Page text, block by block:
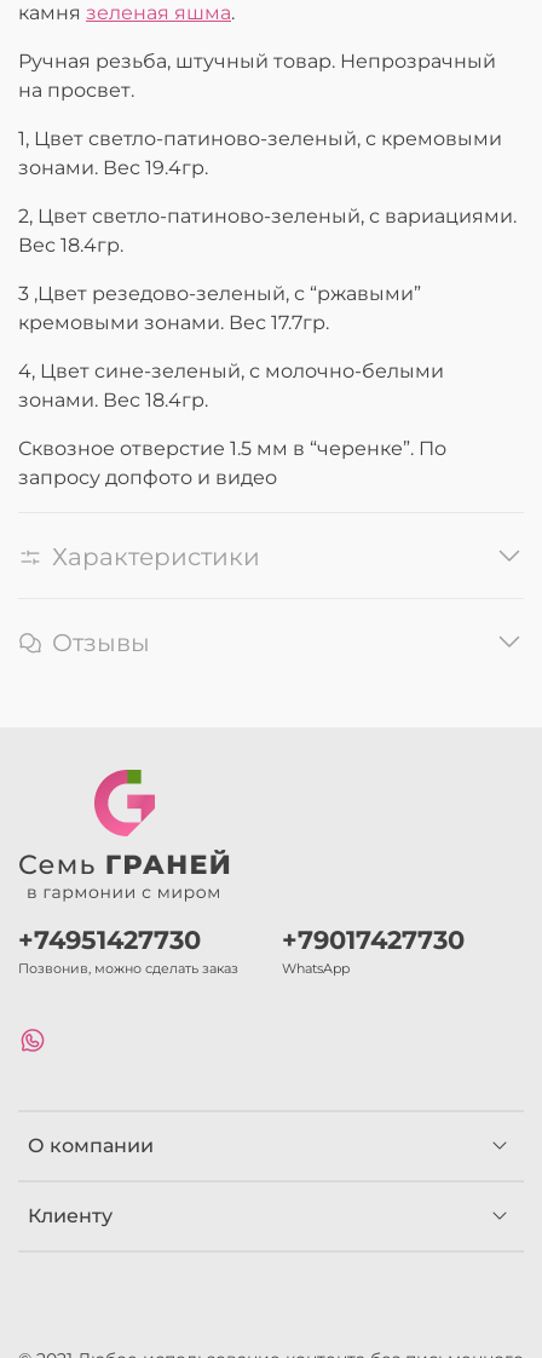
камня зеленая яшма.
Ручная резьба, штучный товар. Непрозрачный
на просвет.
1, Цвет светло-патиново-зеленый, с кремовыми
зонами. Вес 19.4гр.
2, Цвет светло-патиново-зеленый, с вариациями.
Вес 18.4гр.
3 ,Цвет резедово-зеленый, с “ржавыми”
кремовыми зонами. Вес 17.7гр.
4, Цвет сине-зеленый, с молочно-белыми
зонами. Вес 18.4гр.
Сквозное отверстие 1.5 мм в “черенке”. По
запросу допфото и видео
Характеристики
Отзывы
О компании
Клиенту
+74951427730
Позвонив, можно сделать заказ
+79017427730
WhatsApp